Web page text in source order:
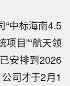
“中标海南4.5
目”“航天领
安排到2026
司才于2月1